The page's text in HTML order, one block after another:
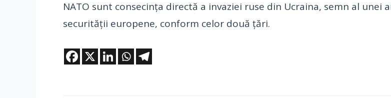
NATO sunt consecinţa directă a invaziei ruse din Ucraina, semn al unei
securității europene, conform celor două ţări.